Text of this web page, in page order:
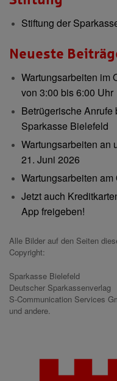
Stiftung der
Neueste
Wartungsarbeiten im
von 3:00 bis 6:00 Uhr
Betrügerische
Sparkasse Bielefeld
Wartungsarbeiten an
21. Juni 2026
Wartungsarbeiten
Jetzt auch
App freigeben!
Alle Bilder auf den Seiten
Copyright:
Sparkasse Bielefeld
Deutscher Sparkassenverlag
S-Communication Services
und andere.